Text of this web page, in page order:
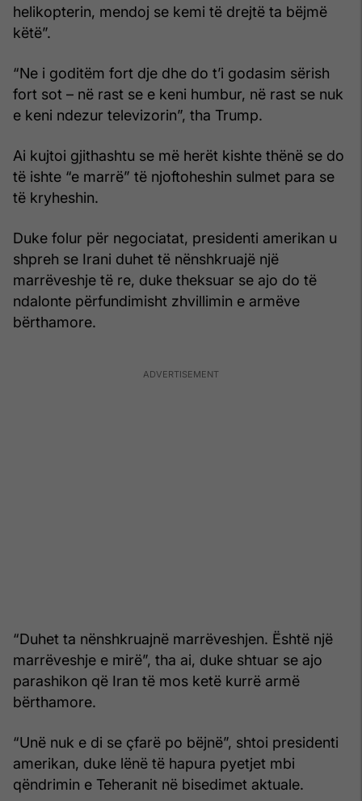
helikopterin, mendoj se kemi të drejtë ta bëjmë
këtë”.
“Ne i goditëm fort dje dhe do t’i godasim sërish
fort sot – në rast se e keni humbur, në rast se nuk
e keni ndezur televizorin”, tha Trump.
Ai kujtoi gjithashtu se më herët kishte thënë se do
të ishte “e marrë” të njoftoheshin sulmet para se
të kryheshin.
Duke folur për negociatat, presidenti amerikan u
shpreh se Irani duhet të nënshkruajë një
marrëveshje të re, duke theksuar se ajo do të
ndalonte përfundimisht zhvillimin e armëve
bërthamore.
“Duhet ta nënshkruajnë marrëveshjen. Është një
marrëveshje e mirë”, tha ai, duke shtuar se ajo
parashikon që Iran të mos ketë kurrë armë
bërthamore.
“Unë nuk e di se çfarë po bëjnë”, shtoi presidenti
amerikan, duke lënë të hapura pyetjet mbi
qëndrimin e Teheranit në bisedimet aktuale.